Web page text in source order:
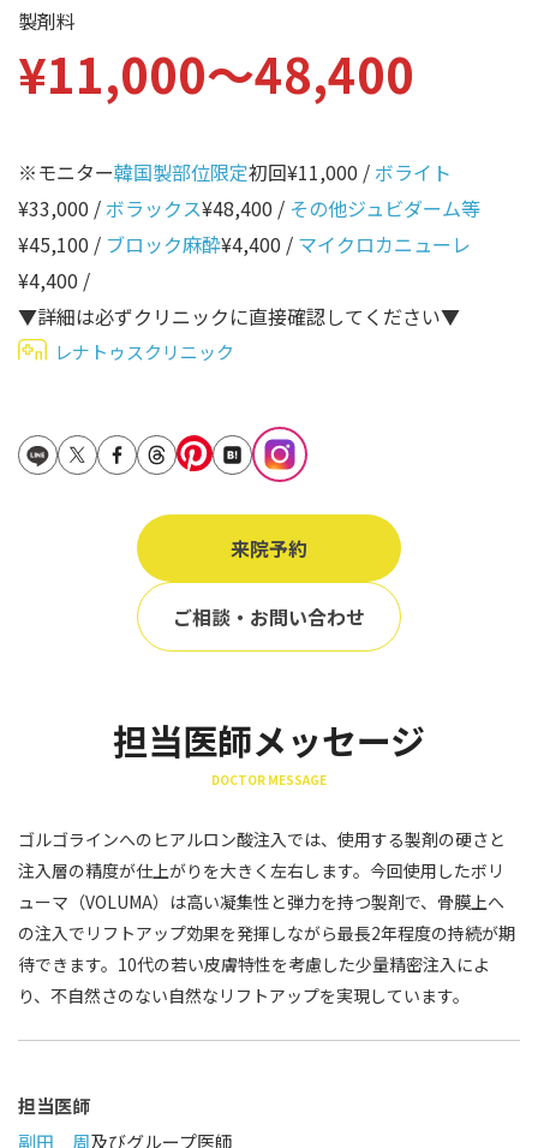
ほうれい線
鼻翼基部
唇
口角
顎
首
ヒアルロン酸リフトアッ
立ち耳
鎖骨
その他
年代から探す
10代
30代
60代
80代
東京
名古屋
仙台
福岡
製剤料
¥11,000〜48,400
※モニター韓国製部位限定初回¥11,000 / ボライト
¥33,000 / ボラックス¥48,400 / その他ジュビダーム等
¥45,100 / ブロック麻酔¥4,400 / マイクロカニューレ
¥4,400 /
▼詳細は必ずクリニックに直接確認してください▼
レナトゥスクリニック
来院予約
ご相談・お問い合わせ
担当医師メッセージ
DOCTOR MESSAGE
ゴルゴラインへのヒアルロン酸注入では、使用する製剤の硬さと
注入層の精度が仕上がりを大きく左右します。今回使用したボリ
ューマ（VOLUMA）は高い凝集性と弾力を持つ製剤で、骨膜上へ
の注入でリフトアップ効果を発揮しながら最長2年程度の持続が期
待できます。10代の若い皮膚特性を考慮した少量精密注入によ
り、不自然さのない自然なリフトアップを実現しています。
担当医師
副田 周及びグループ医師